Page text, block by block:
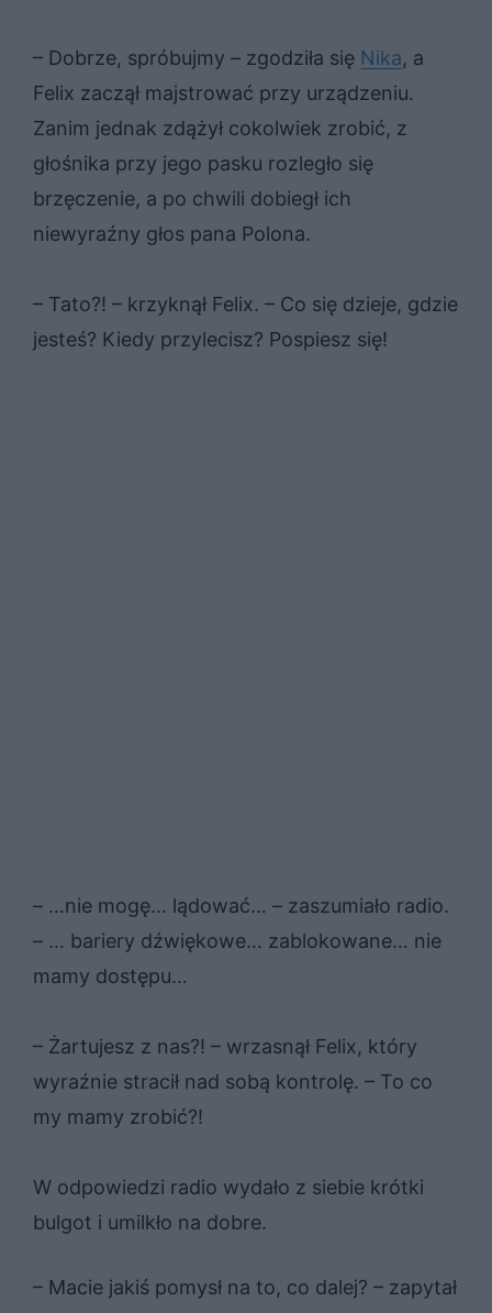
– Dobrze, spróbujmy – zgodziła się Nika, a
Felix zaczął majstrować przy urządzeniu.
Zanim jednak zdążył cokolwiek zrobić, z
głośnika przy jego pasku rozległo się
brzęczenie, a po chwili dobiegł ich
niewyraźny głos pana Polona.
– Tato?! – krzyknął Felix. – Co się dzieje, gdzie
jesteś? Kiedy przylecisz? Pospiesz się!
– …nie mogę… lądować… – zaszumiało radio.
– … bariery dźwiękowe… zablokowane… nie
mamy dostępu…
– Żartujesz z nas?! – wrzasnął Felix, który
wyraźnie stracił nad sobą kontrolę. – To co
my mamy zrobić?!
W odpowiedzi radio wydało z siebie krótki
bulgot i umilkło na dobre.
– Macie jakiś pomysł na to, co dalej? – zapytał